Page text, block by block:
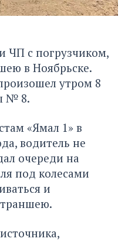
ЧП с погрузчиком,
в Ноябрьске.
утром 8
№ 8.
«Ямал 1» в
водитель не
очереди на
под колесами
и